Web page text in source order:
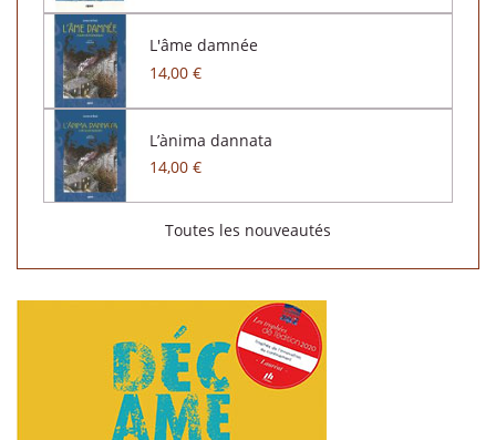
L'âme damnée
14,00 €
L’ànima dannata
14,00 €
Toutes les nouveautés